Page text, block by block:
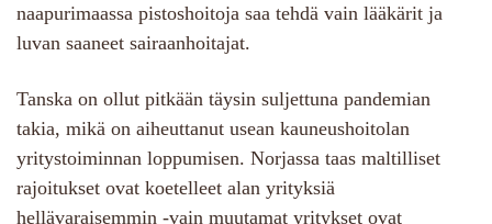
naapurimaassa pistoshoitoja saa tehdä vain lääkärit ja
luvan saaneet sairaanhoitajat.
Tanska on ollut pitkään täysin suljettuna pandemian
takia, mikä on aiheuttanut usean kauneushoitolan
yritystoiminnan loppumisen. Norjassa taas maltilliset
rajoitukset ovat koetelleet alan yrityksiä
hellävaraisemmin -vain muutamat yritykset ovat